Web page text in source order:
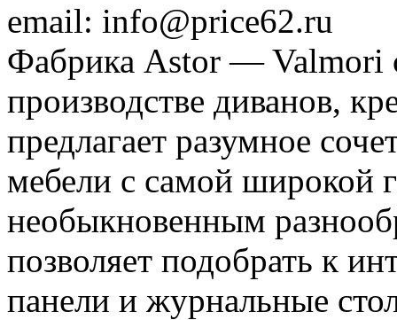
email: info@price62.ru
Фабрика Astor — Valmori
производстве диванов,
предлагает разумное
мебели с самой широкой
необыкновенным
позволяет подобрать к
панели и журнальные